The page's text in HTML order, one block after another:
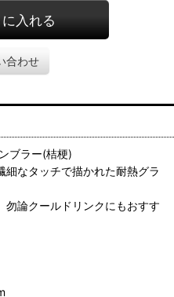
入れる
合わせ
ブラー(桔梗)
なタッチで描かれた耐熱グラ
勿論クールドリンクにもおすす